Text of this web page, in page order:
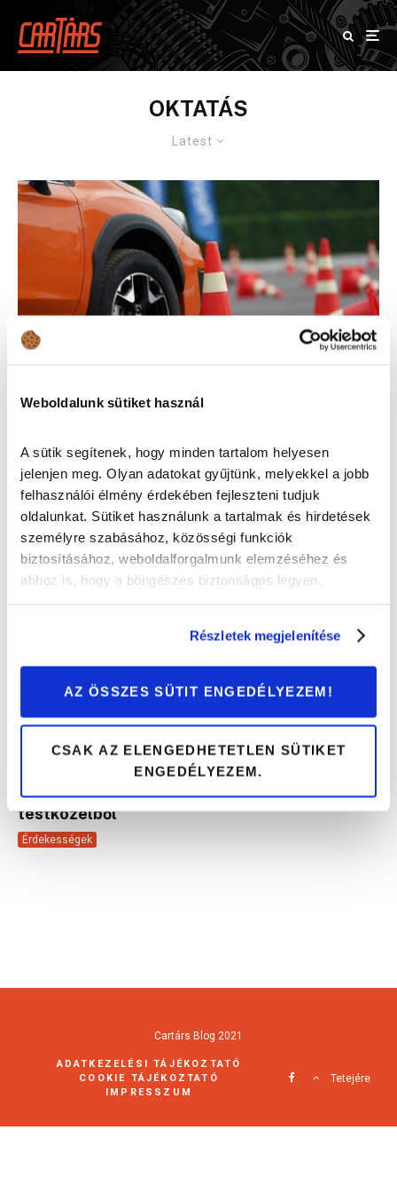
Weboldalunk sütiket használ
A sütik segítenek, hogy minden tartalom helyesen
jelenjen meg. Olyan adatokat gyűjtünk, melyekkel a jobb
felhasználói élmény érdekében fejleszteni tudjuk
oldalunkat. Sütiket használunk a tartalmak és hirdetések
személyre szabásához, közösségi funkciók
biztosításához, weboldalforgalmunk elemzéséhez és
ahhoz is, hogy a böngészés biztonságos legyen.
Részletek megjelenítése
AZ ÖSSZES SÜTIT ENGEDÉLYEZEM!
CSAK AZ ELENGEDHETETLEN SÜTIKET
ENGEDÉLYEZEM.
OKTATÁS
Latest
Nem csak kezdőknek: Miért hasznos a
vezetéstechnikai tréning?
Tippek és trükkök
Ilyen volt egy vezetésbiztonsági tréning
testközelből
Érdekességek
Cartárs Blog 2021
ADATKEZELÉSI TÁJÉKOZTATÓ
COOKIE TÁJÉKOZTATÓ
IMPRESSZUM
Tetejére